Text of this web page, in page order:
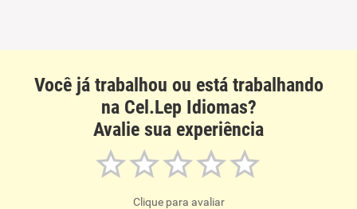
Você já trabalhou ou está trabalhando
na Cel.Lep Idiomas?
Avalie sua experiência
Clique para avaliar